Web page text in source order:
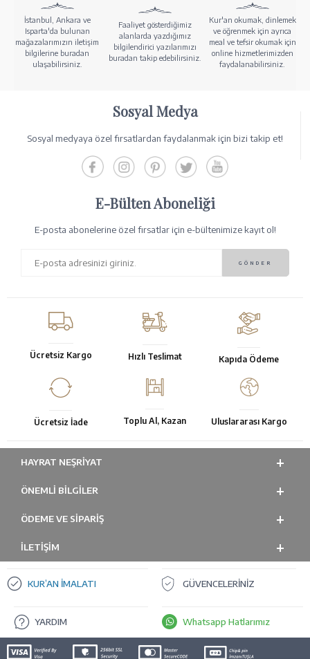
İstanbul, Ankara ve
Isparta'da bulunan
mağazalarımızın iletişim
bilgilerine buradan
ulaşabilirsiniz.
Faaliyet gösterdiğimiz
alanlarda yazdığımız
bilgilendirici yazılarımızı
buradan takip edebilirsiniz.
Kur'an okumak, dinlemek
ve öğrenmek için ayrıca
meal ve tefsir okumak için
online hizmetlerimizden
faydalanabilirsiniz.
Sosyal Medya
Sosyal medyaya özel fırsatlardan faydalanmak için bizi takip et!
E-Bülten Aboneliği
E-posta abonelerine özel fırsatlar için e-bültenimize kayıt ol!
Ücretsiz Kargo Hızlı Teslimat Kapıda Ödeme
Ücretsiz İade Toplu Al, Kazan Uluslararası Kargo
HAYRAT NEŞRIYAT
ÖNEMLI BILGILER
ÖDEME VE SİPARİŞ
İLETİŞİM
KUR’AN İMALATI GÜVENCELERİNİZ
YARDIM Whatsapp Hatlarımız